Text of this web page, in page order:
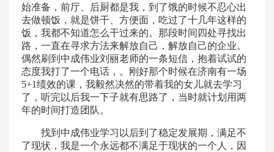
始准备，前厅、后厨都是我，到了饿的时候不忍心出
去做顿饭，就是饼干、方便面，吃过了十几年这样的
饭，我都不知道怎么干过来的。那段时间四处寻找出
路，一直在寻求方法来解放自己，解放自己的企业。
偶然刷到中成伟业刘丽老师的一条短信，抱着试试的
态度我打了一个电话，。刚好那个时候在济南有一场
5+1绩效的课，我毅然决然的带着我的女儿就去学习
了，听完以后我一下子就有思路了，当时就计划用两
年的时间打造团队。
找到中成伟业学习以后到了稳定发展期，满足不
了现状，我是一个永远都不满足于现状的一个人，因